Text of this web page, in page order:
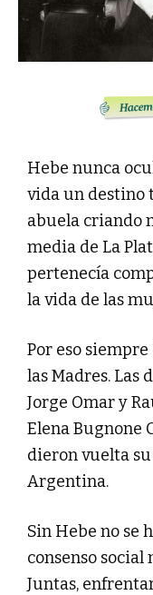
Hebe nunca
vida un destino
abuela criando
media de La
pertenecía
la vida de las
Por eso
las Madres. Las
Jorge Omar y
Elena Bugnone
dieron vuelta
Argentina.
Sin Hebe no se
consenso social
Juntas,